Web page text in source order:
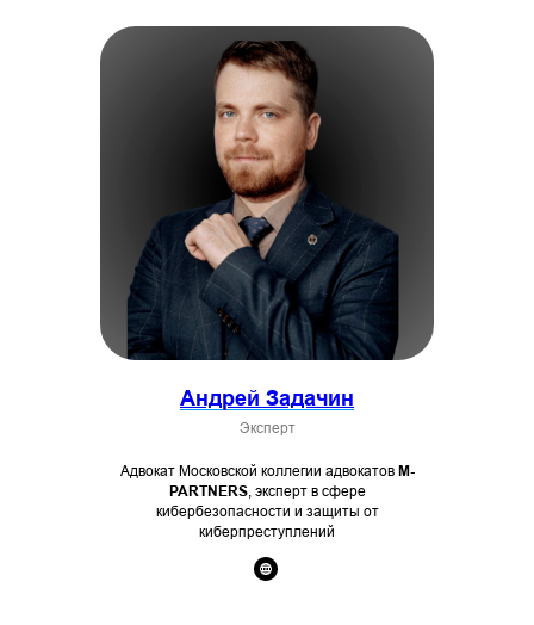
Андрей Задачин
Эксперт
Адвокат Московской коллегии адвокатов M-
PARTNERS, эксперт в сфере
кибербезопасности и защиты от
киберпреступлений